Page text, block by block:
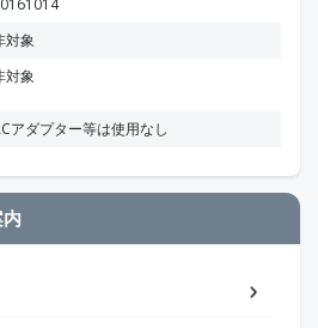
対象
対象
アダプター等は使用なし